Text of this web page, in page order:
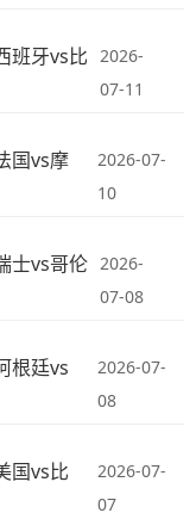
班牙vs比 2026-
07-11
国vs摩
2026-07-
10
士vs哥伦 2026-
07-08
根廷vs
2026-07-
08
国vs比
2026-07-
07